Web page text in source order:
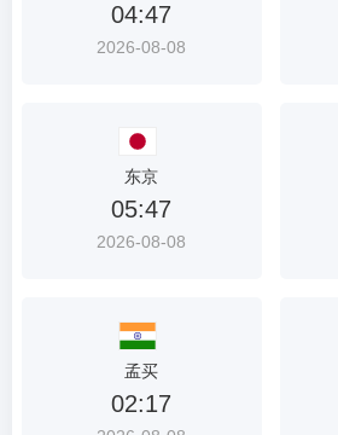
04:47
2026-08-08
东京
05:47
2026-08-08
孟买
02:17